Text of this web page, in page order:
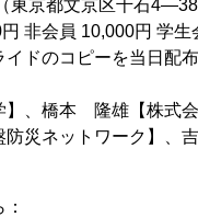
東京都文京区千石
非会員 10,000円 学生
ドのコピーを当日配
、橋本 隆雄【株式会
災ネットワーク】